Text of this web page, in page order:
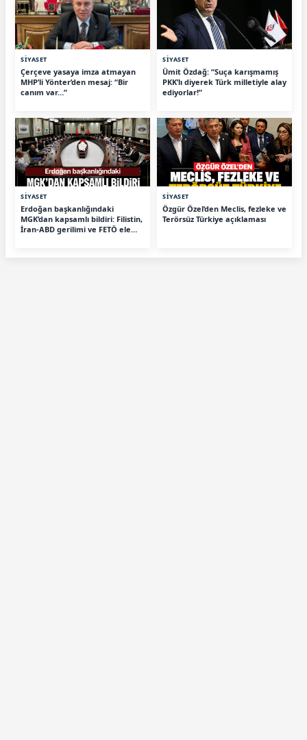
SİYASET
Çerçeve yasaya imza atmayan
MHP’li Yönter’den mesaj: “Bir
canım var…”
SİYASET
Ümit Özdağ: “Suça karışmamış
PKK’lı diyerek Türk milletiyle alay
ediyorlar!”
SİYASET
Erdoğan başkanlığındaki
MGK’dan kapsamlı bildiri: Filistin,
İran-ABD gerilimi ve FETÖ ele
SİYASET
Özgür Özel’den Meclis, fezleke ve
Terörsüz Türkiye açıklaması